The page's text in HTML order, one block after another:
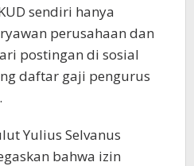
sendiri hanya
perusahaan dan
postingan di sosial
daftar gaji pengurus
Yulius Selvanus
bahwa izin